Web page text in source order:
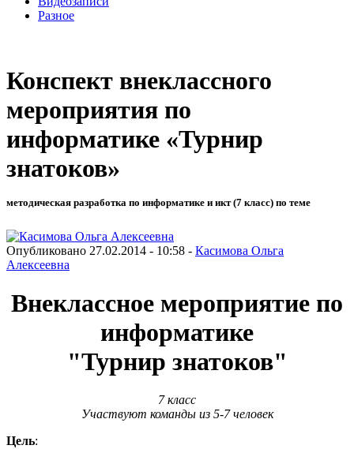
Разное
Конспект внеклассного
мероприятия по
информатике «Турнир
знатоков»
методическая разработка по информатике и икт (7 класс) по теме
Опубликовано 27.02.2014 - 10:58 - Касимова Ольга
Алексеевна
Внеклассное мероприятие по
информатике
"Турнир знатоков"
7 класс
Участвуют команды из 5-7 человек
Цель: